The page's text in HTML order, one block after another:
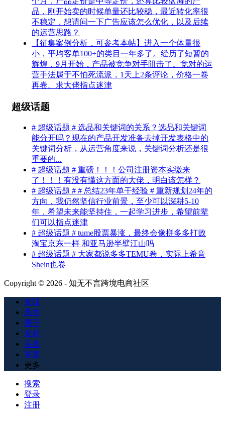
品，刚开始卖的时候单量还比较稳，最近转化率很
不稳定，想请问一下广告应该怎么优化，以及后续
的运营思路？
【征集案例分析，可参考本帖】进入一个体量很
小，平均客单100+的类目一年多了。经历了短暂的
辉煌，9月开始，产品被竞争对手阻击了。竞对的运
营手法属于不怕死流派，1天上2条评论，价格一卷
再卷。求大佬指点迷津
超级话题
# 超级话题 # 选品和关键词的关系？选品和关键词
能分开吗？现在的产品开发准备去掉开发表格中的
关键词分析，从运营角度来说，关键词分析还是很
重要的...
# 超级话题 # 重磅！！！公司注册资本实缴来
了！！！有没有懂这方面的大佬，明白该怎样？
# 超级话题 # # 总结23年单干经验 # 重新规划24年的
方向，我仍然坚信行业前景，至少可以深耕5-10
年，希望未来能坚持住，一起学习进步，希望前辈
们可以指点迷津
# 超级话题 # tume股票暴涨，最终会像拼多多打败
淘宝京东一样 和亚马逊半壁江山吗
# 超级话题 # 大家都说多多TEMU卷，实际上希音
Shein也卷
Copyright © 2026 - 知无不言跨境电商社区
发现
悬赏
圈子
发起
头条
资源
更多
搜索
登录
注册